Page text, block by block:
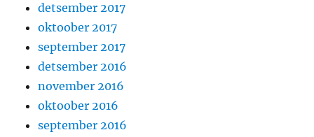
detsember 2017
oktoober 2017
september 2017
detsember 2016
november 2016
oktoober 2016
september 2016